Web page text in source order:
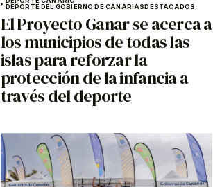
DEPORTE DEL GOBIERNO DE CANARIASDESTACADOS
El Proyecto Ganar se acerca a
los municipios de todas las
islas para reforzar la
protección de la infancia a
través del deporte